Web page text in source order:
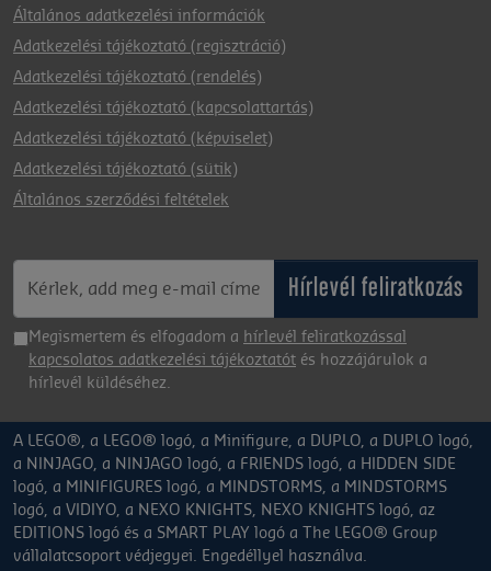
Általános adatkezelési információk
Adatkezelési tájékoztató (regisztráció)
Adatkezelési tájékoztató (rendelés)
Adatkezelési tájékoztató (kapcsolattartás)
Adatkezelési tájékoztató (képviselet)
Adatkezelési tájékoztató (sütik)
Általános szerződési feltételek
Hírlevél feliratkozás
Megismertem és elfogadom a hírlevél feliratkozással
kapcsolatos adatkezelési tájékoztatót és hozzájárulok a
hírlevél küldéséhez.
A LEGO®, a LEGO® logó, a Minifigure, a DUPLO, a DUPLO logó,
a NINJAGO, a NINJAGO logó, a FRIENDS logó, a HIDDEN SIDE
logó, a MINIFIGURES logó, a MINDSTORMS, a MINDSTORMS
logó, a VIDIYO, a NEXO KNIGHTS, NEXO KNIGHTS logó, az
EDITIONS logó és a SMART PLAY logó a The LEGO® Group
vállalatcsoport védjegyei. Engedéllyel használva.